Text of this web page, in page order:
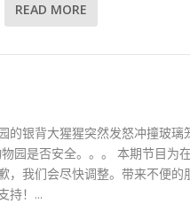
READ MORE
银背大猩猩突然发怒冲撞玻璃
园是否安全。。。 本期节目为
我们会尽快调整。带来不便
持！...